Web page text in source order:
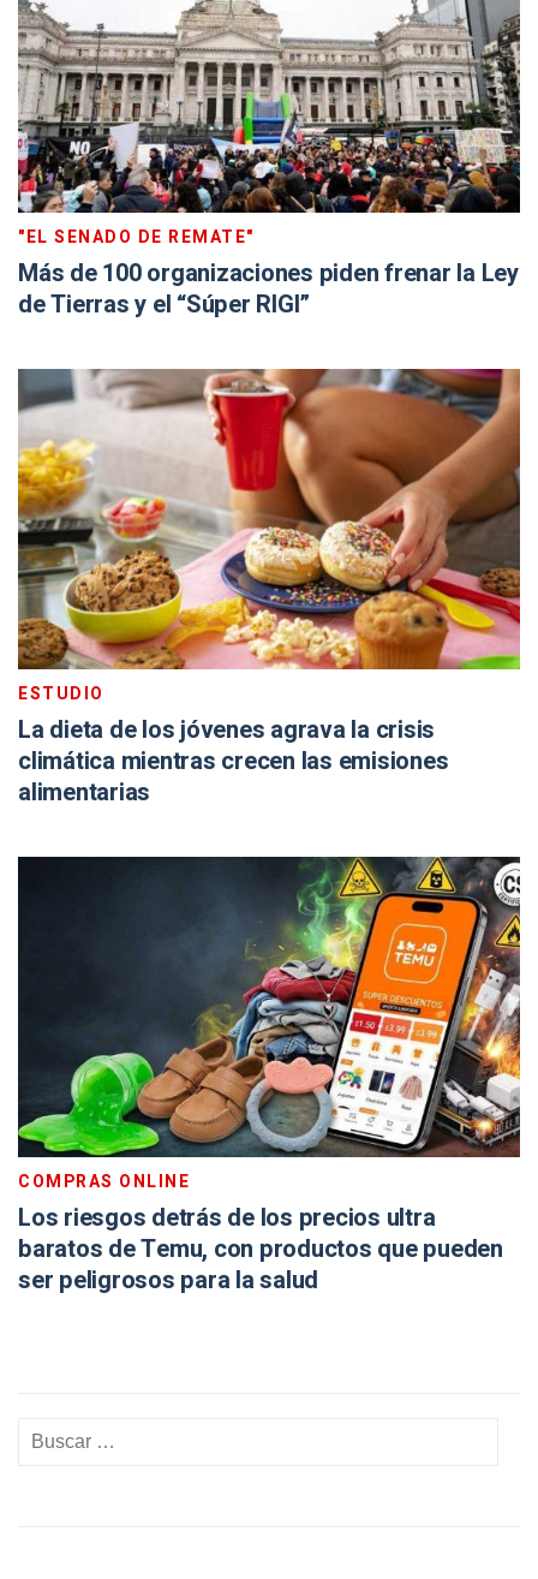
"EL SENADO DE REMATE"
Más de 100 organizaciones piden frenar la Ley
de Tierras y el “Súper RIGI”
ESTUDIO
La dieta de los jóvenes agrava la crisis
climática mientras crecen las emisiones
alimentarias
COMPRAS ONLINE
Los riesgos detrás de los precios ultra
baratos de Temu, con productos que pueden
ser peligrosos para la salud